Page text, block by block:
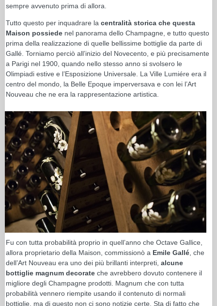
sempre avvenuto prima di allora.
Tutto questo per inquadrare la centralità storica che questa
Maison possiede nel panorama dello Champagne, e tutto questo
prima della realizzazione di quelle bellissime bottiglie da parte di
Gallé. Torniamo perciò all’inizio del Novecento, e più precisamente
a Parigi nel 1900, quando nello stesso anno si svolsero le
Olimpiadi estive e l’Esposizione Universale. La Ville Lumiére era il
centro del mondo, la Belle Epoque imperversava e con lei l’Art
Nouveau che ne era la rappresentazione artistica.
Fu con tutta probabilità proprio in quell’anno che Octave Gallice,
allora proprietario della Maison, commissionò a Emile Gallé , che
dell’Art Nouveau era uno dei più brillanti interpreti, alcune
bottiglie magnum decorate che avrebbero dovuto contenere il
migliore degli Champagne prodotti. Magnum che con tutta
probabilità vennero riempite usando il contenuto di normali
bottiglie, ma di questo non ci sono notizie certe. Sta di fatto che